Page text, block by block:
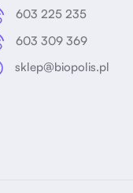
603 225 235
603 309 369
sklep@biopolis.pl